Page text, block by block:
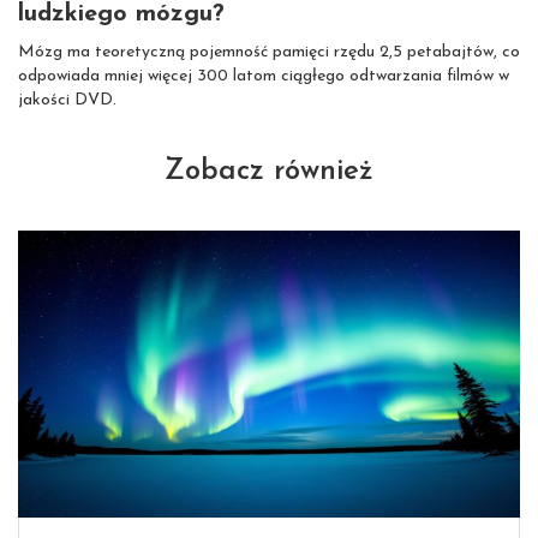
ludzkiego mózgu?
Mózg ma teoretyczną pojemność pamięci rzędu 2,5 petabajtów, co
odpowiada mniej więcej 300 latom ciągłego odtwarzania filmów w
jakości DVD.
Zobacz również